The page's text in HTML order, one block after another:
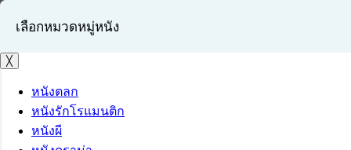
เข้าสู่ระบบ
สมัครสมาชิก
เลือกหมวดหมู่หนัง
╳
หนังตลก
หนังรักโรแมนติก
หนังผี